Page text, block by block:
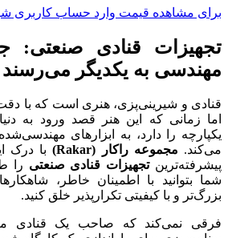
برای مشاهده قیمت وارد حساب کاربری
تجهیزات قنادی صنعتی:
مهندسی به یکدیگر می‌رسند
قنادی و شیرینی‌پزی، هنری است که با
اما زمانی که این هنر قصد ورود به
یکپارچه را دارد، به ابزارهای مهندسی‌شده
می‌کند. مجموعه راکار (Rakar)
با درک
پیشرفته‌ترینتجهیزات قنادی صنعتی را
شما بتوانید با اطمینان خاطر،
بزرگ‌تر و با کیفیتی تکرارپذیر خلق کنید.
فرقی نمی‌کند که صاحب یک قنادی